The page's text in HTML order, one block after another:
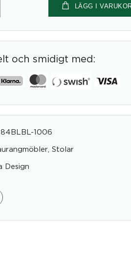
LÄGG I
och smidigt med:
1006
Stolar
Design